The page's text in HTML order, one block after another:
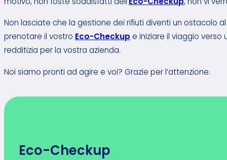
Non lasciate che la gestione dei rifiuti diventi un ostacolo
prenotare il vostro Eco-Checkup e iniziare il viaggio
redditizia per la vostra azienda.
Noi siamo pronti ad agire e voi? Grazie per l’attenzione.
Eco-Checkup